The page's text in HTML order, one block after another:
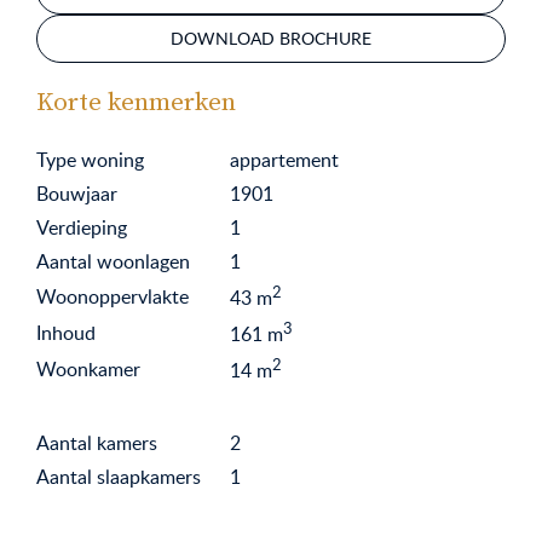
DOWNLOAD BROCHURE
Korte kenmerken
Type woning
appartement
Bouwjaar
1901
Verdieping
1
Aantal woonlagen
1
Woonoppervlakte
43 m2
Inhoud 161 m3
Woonkamer 14 m2
Aantal kamers
2
Aantal slaapkamers
1